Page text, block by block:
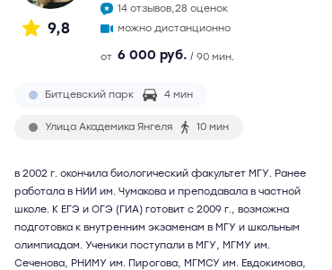
9,8
14 отзывов,28 оценок
можно дистанционно
от 6 000 руб. / 90 мин.
Битцевский парк 4 мин
Улица Академика Янгеля 10 мин
в 2002 г. окончила биологический факультет МГУ. Ранее
работала в НИИ им. Чумакова и преподавала в частной
школе. К ЕГЭ и ОГЭ (ГИА) готовит с 2009 г., возможна
подготовка к внутренним экзаменам в МГУ и школьным
олимпиадам. Ученики поступали в МГУ, МГМУ им.
Сеченова, РНИМУ им. Пирогова, МГМСУ им. Евдокимова,